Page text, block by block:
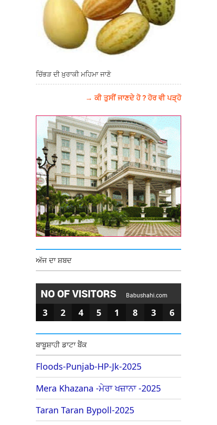
ਚਿੱਭੜ ਦੀ ਖ਼ੁਰਾਕੀ ਮਹਿਮਾ ਜਾਣੋ
→ ਕੀ ਤੁਸੀਂ ਜਾਣਦੇ ਹੋ ? ਹੋਰ ਵੀ ਪੜ੍ਹੋ
ਅੱਜ ਦਾ ਸ਼ਬਦ
NO OF VISITORS Babushahi.com
3 2 4 5 1 8 3 6
ਬਾਬੂਸ਼ਾਹੀ ਡਾਟਾ ਬੈਂਕ
Floods-Punjab-HP-Jk-2025
Mera Khazana -ਮੇਰਾ ਖਜ਼ਾਨਾ -2025
Taran Taran Bypoll-2025